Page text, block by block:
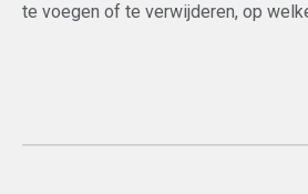
te voegen of te verwijderen, op